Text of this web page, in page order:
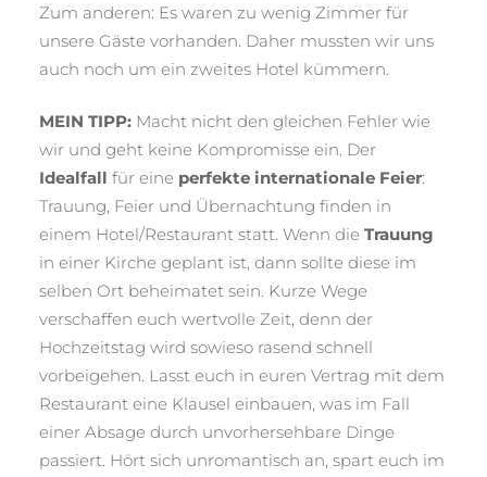
Zum anderen: Es waren zu wenig Zimmer für
unsere Gäste vorhanden. Daher mussten wir uns
auch noch um ein zweites Hotel kümmern.
MEIN TIPP: Macht nicht den gleichen Fehler wie
wir und geht keine Kompromisse ein. Der
Idealfall für eine perfekte internationale Feier:
Trauung, Feier und Übernachtung finden in
einem Hotel/Restaurant statt. Wenn dieTrauung
in einer Kirche geplant ist, dann sollte diese im
selben Ort beheimatet sein. Kurze Wege
verschaffen euch wertvolle Zeit, denn der
Hochzeitstag wird sowieso rasend schnell
vorbeigehen. Lasst euch in euren Vertrag mit dem
Restaurant eine Klausel einbauen, was im Fall
einer Absage durch unvorhersehbare Dinge
passiert. Hört sich unromantisch an, spart euch im